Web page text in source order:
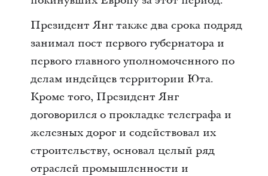
Президент Янг также два срока подряд
занимал пост первого губернатора и
первого главного уполномоченного по
делам индейцев территории Юта.
Кроме того, Президент Янг
договорился о прокладке телеграфа и
железных дорог и содействовал их
строительству, основал целый ряд
отраслей промышленности и